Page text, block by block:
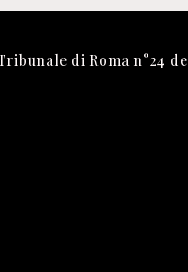
di Roma n°24